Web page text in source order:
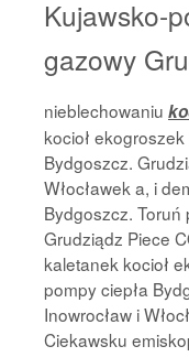
Kujawsko-
gazowy
nieblechowaniu
kocioł
Bydgoszcz.
Włocławek a, i
Bydgoszcz. Toruń
Grudziądz Piece
kaletanek kocioł
pompy ciepła
Inowrocław i
Ciekawsku